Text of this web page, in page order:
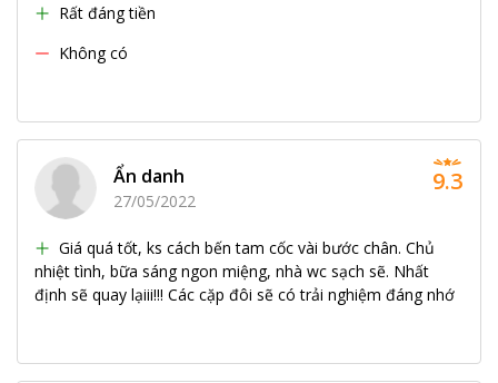
Rất đáng tiền
Không có
Ẩn danh
27/05/2022
Giá quá tốt, ks cách bến tam cốc vài bước chân. Chủ
nhiệt tình, bữa sáng ngon miệng, nhà wc sạch sẽ. Nhất
định sẽ quay lạiii!!! Các cặp đôi sẽ có trải nghiệm đáng nhớ
9.3